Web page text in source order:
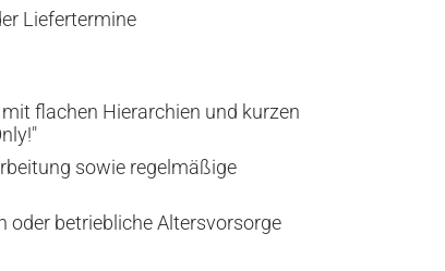
Liefertermine
flachen Hierarchien und kurzen
sowie regelmäßige
betriebliche Altersvorsorge